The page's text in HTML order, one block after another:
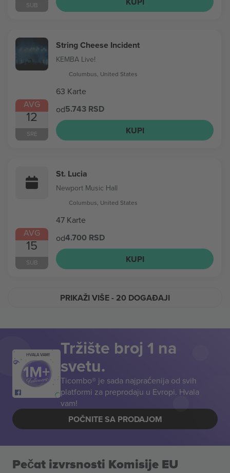
SUB
AVG
12
SRE
String Cheese Incident
KEMBA Live!
Columbus, United States
63 Karte
od5.743 RSD
KUPI
AVG
15
SUB
St. Lucia
Newport Music Hall
Columbus, United States
47 Karte
od4.700 RSD
KUPI
PRIKAŽI VIŠE- 20 DOGAĐAJI
HVALA VAM! Tržište broj 1 na
svetu.
Ticombo® je sada najpraćenija od svih
platformi za preprodaju u Evropi. Hvala
vam!
POČNITE SA PRODAJOM
Pečat izvrsnosti Komisije EU